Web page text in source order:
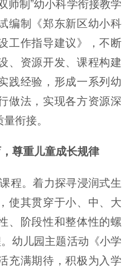
师制”幼小科学衔接教学
编制《郑东新区幼小科
工作指导建议》，不断
、资源开发、课程构建
践经验，形成一系列幼
做法，实现各方资源深
衔接。
尊重儿童成长规律
程。着力探寻浸润式生
使其贯穿于小、中、大
、阶段性和整体性的螺
幼儿园主题活动《小学
充满期待，积极为入学